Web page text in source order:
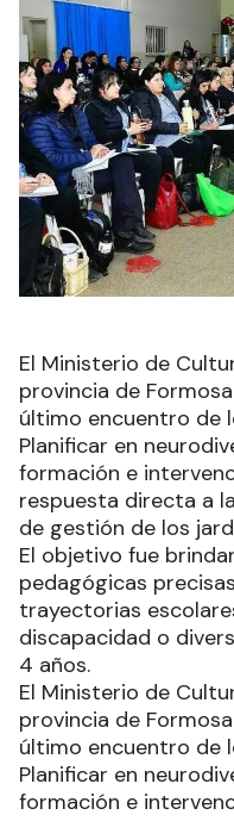
El Ministerio de
provincia de
último encuentro de
Planificar en
formación e
respuesta directa a
de gestión de los
El objetivo fue
pedagógicas
trayectorias
discapacidad o
4 años.
El Ministerio de
provincia de
último encuentro de
Planificar en
formación e